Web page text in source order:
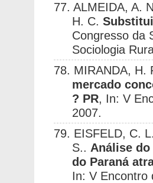
77. ALMEIDA, A.
H. C.
Congresso da
Sociologia
78. MIRANDA, H.
mercado
? PR, In: V
2007.
79. EISFELD, C.
S.. Análise
do Paraná
In: V Encontro